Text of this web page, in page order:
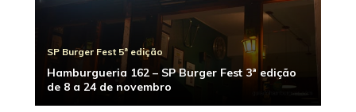
SP Burger Fest 5ª edição
Hamburgueria 162 – SP Burger Fest 3ª edição
de 8 a 24 de novembro